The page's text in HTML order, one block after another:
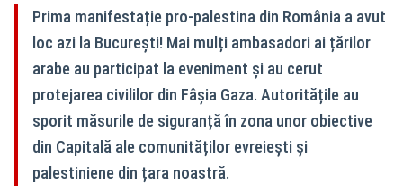
Prima manifestație pro-palestina din România a avut
loc azi la București! Mai mulți ambasadori ai țărilor
arabe au participat la eveniment și au cerut
protejarea civililor din Fâșia Gaza. Autoritățile au
sporit măsurile de siguranță în zona unor obiective
din Capitală ale comunităților evreiești și
palestiniene din țara noastră.